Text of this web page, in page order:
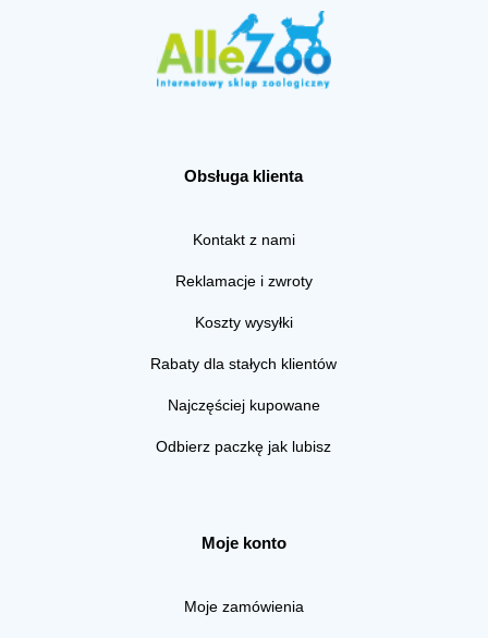
Obsługa klienta
Kontakt z nami
Reklamacje i zwroty
Koszty wysyłki
Rabaty dla stałych klientów
Najczęściej kupowane
Odbierz paczkę jak lubisz
Moje konto
Moje zamówienia